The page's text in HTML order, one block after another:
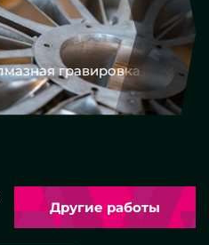
Другие работы